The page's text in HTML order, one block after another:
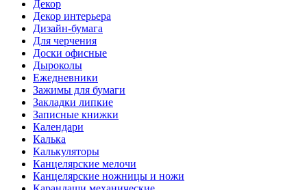
Декор
Декор интерьера
Дизайн-бумага
Для черчения
Доски офисные
Дыроколы
Ежедневники
Зажимы для бумаги
Закладки липкие
Записные книжки
Календари
Калька
Калькуляторы
Канцелярские мелочи
Канцелярские ножницы и ножи